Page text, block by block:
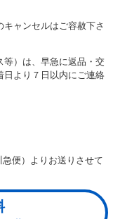
ャンセルはご容赦下さ
等）は、早急に返品・交
日より７日以内にご連絡
便）よりお送りさせて